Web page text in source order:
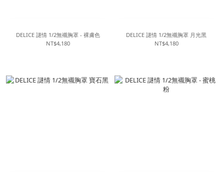
DELICE 謎情 1/2無襯胸罩 - 裸膚色
NT$4,180
DELICE 謎情 1/2無襯胸罩 月光黑
NT$4,180